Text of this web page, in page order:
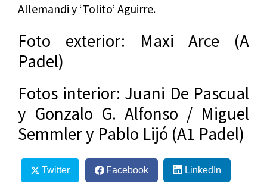
Allemandi y ‘Tolito’ Aguirre.
Foto exterior: Maxi Arce (A
Padel)
Fotos interior: Juani De Pascual
y Gonzalo G. Alfonso / Miguel
Semmler y Pablo Lijó (A1 Padel)
Twitter Facebook LinkedIn